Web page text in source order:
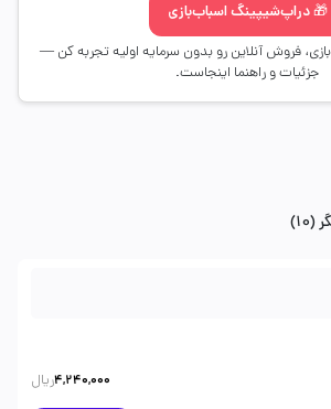
🎁 دراپ‌شیپینگ اسباب‌بازی
فروش آنلاین رو بدون سرمایه اولیه تجربه کن —
جزئیات و راهنما اینجاست.
4,240,000ریال